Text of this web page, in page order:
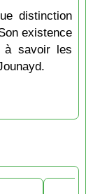
distinction
existence
savoir les